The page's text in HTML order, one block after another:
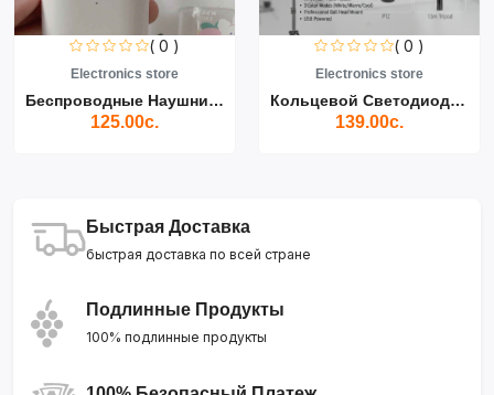
( 0 )
Electronics store
Беспроводные Наушники Air...
125.00с.
( 0 )
Electronics store
Кольцевой Светодиодный Св...
139.00с.
Быстрая Доставка
быстрая доставка по всей стране
Подлинные Продукты
100% подлинные продукты